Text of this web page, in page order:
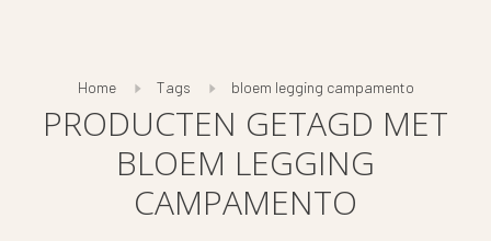
Home Tags bloem legging campamento
PRODUCTEN GETAGD MET
BLOEM LEGGING
CAMPAMENTO